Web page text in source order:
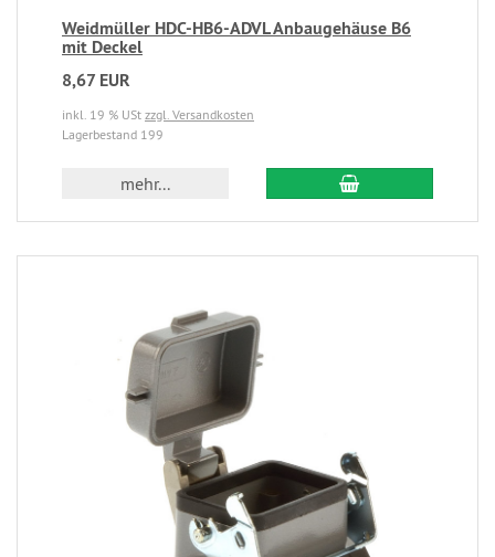
Weidmüller HDC-HB6-ADVL Anbaugehäuse B6
mit Deckel
8,67 EUR
inkl. 19 % USt zzgl. Versandkosten
Lagerbestand 199
mehr...